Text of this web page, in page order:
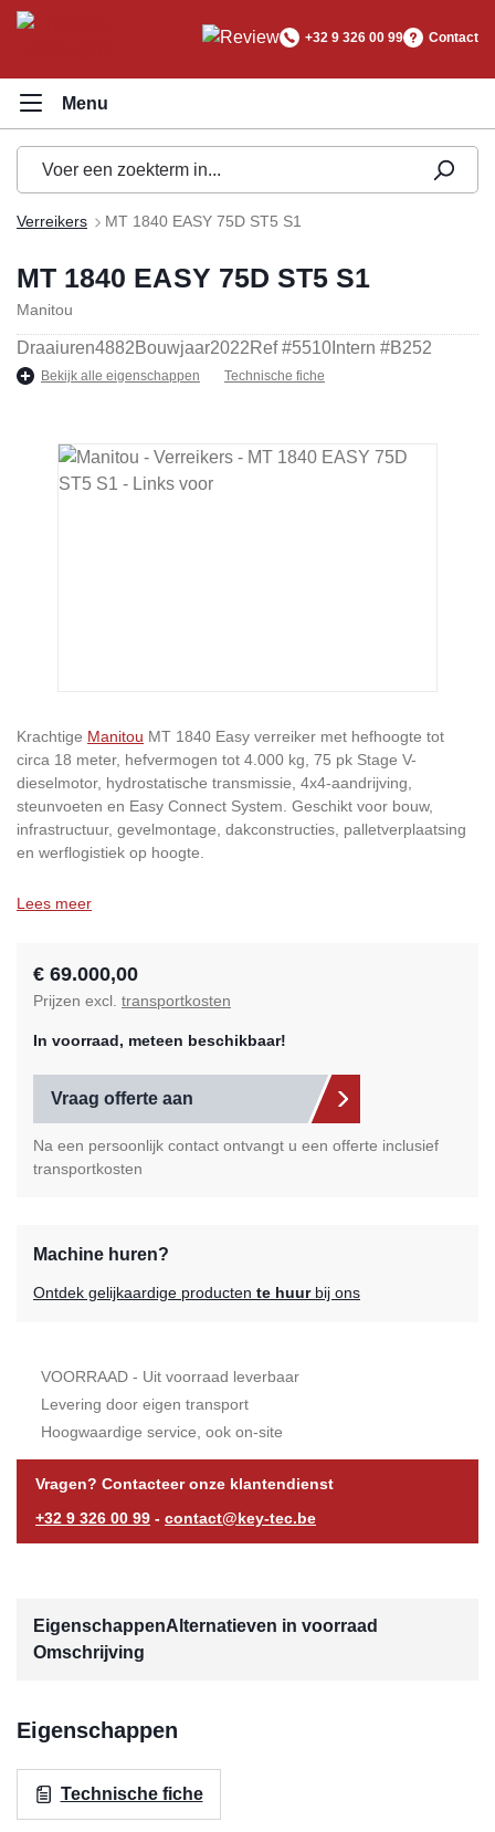
+32 9 326 00 99 Contact
Verreikers MT 1840 EASY 75D ST5 S1
MT 1840 EASY 75D ST5 S1
Manitou
Draaiuren4882Bouwjaar2022Ref #5510 Intern #B252
Bekijk alle eigenschappen Technische fiche
Afbeeldingengalerij overslaan
Krachtige Manitou MT 1840 Easy verreiker met hefhoogte tot
circa 18 meter, hefvermogen tot 4.000 kg, 75 pk Stage V-
dieselmotor, hydrostatische transmissie, 4x4-aandrijving,
steunvoeten en Easy Connect System. Geschikt voor bouw,
infrastructuur, gevelmontage, dakconstructies, palletverplaatsing
en werflogistiek op hoogte.
Lees meer
€ 69.000,00
Prijzen excl. transportkosten
In voorraad, meteen beschikbaar!
Vraag offerte aan
Na een persoonlijk contact ontvangt u een offerte inclusief
transportkosten
Machine huren?
Ontdek gelijkaardige producten te huurbij ons
VOORRAAD - Uit voorraad leverbaar
Levering door eigen transport
Hoogwaardige service, ook on-site
Vragen? Contacteer onze klantendienst
+32 9 326 00 99 - contact@key-tec.be
EigenschappenAlternatieven in voorraad
Omschrijving
Eigenschappen
Technische fiche